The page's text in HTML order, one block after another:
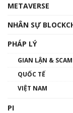
METAVERSE
NHÂN SỰ
PHÁP LÝ
GIAN LẬN & SCAM
QUỐC TẾ
VIỆT NAM
PI